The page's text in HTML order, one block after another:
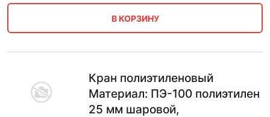
В КОРЗИНУ
Кран полиэтиленовый
Материал: ПЭ-100 полиэтилен
25 мм шаровой,